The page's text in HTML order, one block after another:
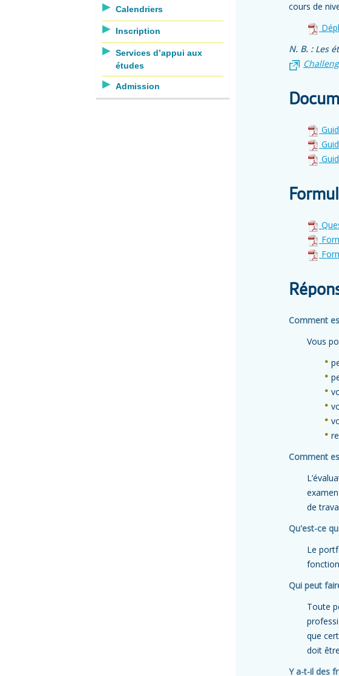
cours de
N. B. :Les
Comment
Vous
Comment
de
Qu'est-ce
Le
Qui peut
Toute
que
doit
Y a-t-il des
Calendriers
Inscription
Services d’appui aux
études
Admission